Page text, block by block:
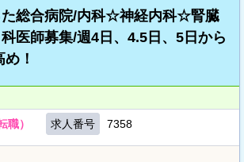
た総合病院/内科☆神経内科☆腎臓
医師募集/週4日、4.5日、5日から
！
職） 求人番号 7358